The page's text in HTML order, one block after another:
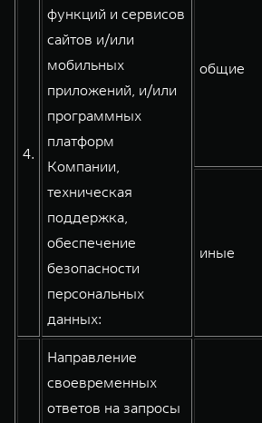
4.
функций и сервисов
сайтов и/или
мобильных
приложений, и/или
программных
платформ
Компании,
техническая
поддержка,
обеспечение
безопасности
персональных
данных:
общие
иные
Направление
своевременных
ответов на запросы